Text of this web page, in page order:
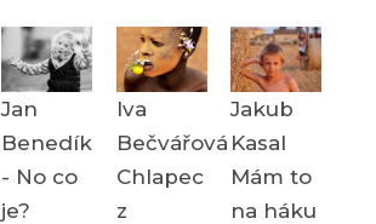
Jan
Benedík
- No co
je?
Iva
Bečvářová
Chlapec
z
Jakub
Kasal
Mám to
na háku